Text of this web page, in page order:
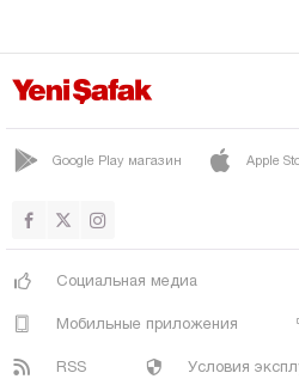
Эрзинджан
Газиантеп
Гиресун
Гюмюшхане
Google Play магазин Apple
Социальная медиа
Мобильные приложения
RSS Условия